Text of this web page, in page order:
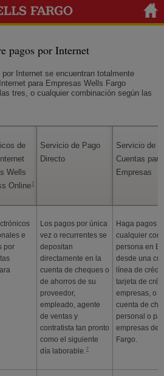
pagos por Internet
Internet se encuentran totalmente
para Empresas Wells Fargo
tres, o cualquier combinación según las
de
Wells
Online
Nota al pie 11
Servicio de Pago
Directo
Servicio de
Cuentas para
Empresas
e
por
Los pagos por única
vez o recurrentes se
depositan
directamente en la
cuenta de cheques o
de ahorros de su
proveedor,
empleado, agente
de ventas y
contratista tan pronto
como el siguiente
día laborable.
Nota al pie 2
2
Haga pagos a
cualquier
persona en
desde una
línea de
tarjeta de
empresas, o
cuenta de
personal o
empresas de
Fargo.